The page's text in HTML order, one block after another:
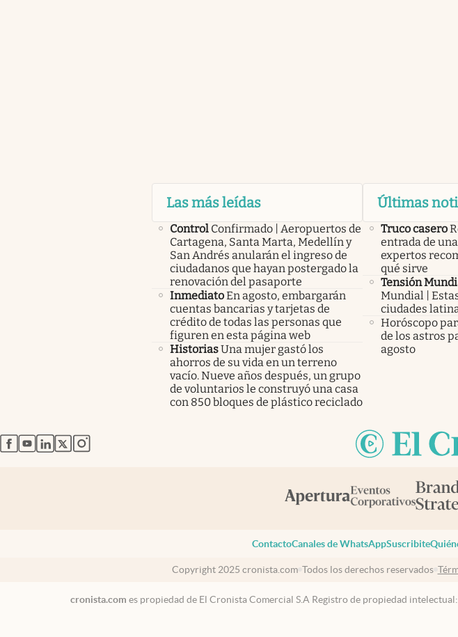
Las más leídas
Control Confirmado | Aeropuertos de
Cartagena, Santa Marta, Medellín y
San Andrés anularán el ingreso de
ciudadanos que hayan postergado la
renovación del pasaporte
InmediatoEn agosto, embargarán
cuentas bancarias y tarjetas de
crédito de todas las personas que
figuren en esta página web
HistoriasUna mujer gastó los
ahorros de su vida en un terreno
vacío. Nueve años después, un grupo
de voluntarios le construyó una casa
con 850 bloques de plástico reciclado
Últimas
Truco casero
entrada de
expertos
qué sirve
Tensión
Mundial |
ciudades
Horóscopo
de los astros
agosto
abre en nueva pestaña
abre en nueva pestaña
abre en nueva pestaña
abre en nueva pestaña
abre en nueva pestaña
ContactoCanales de WhatsAppSuscribite
Copyright 2025 cronista.com Todos los derechos reservados
cronista.com es propiedad de El Cronista Comercial S.A Registro de propiedad